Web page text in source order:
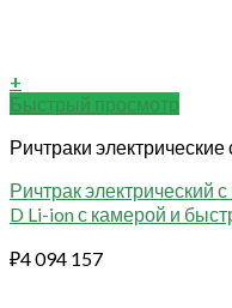
+
Быстрый просмотр
Ричтраки
Ричтрак электрический
D Li-ion с камерой и
₽4 094 157